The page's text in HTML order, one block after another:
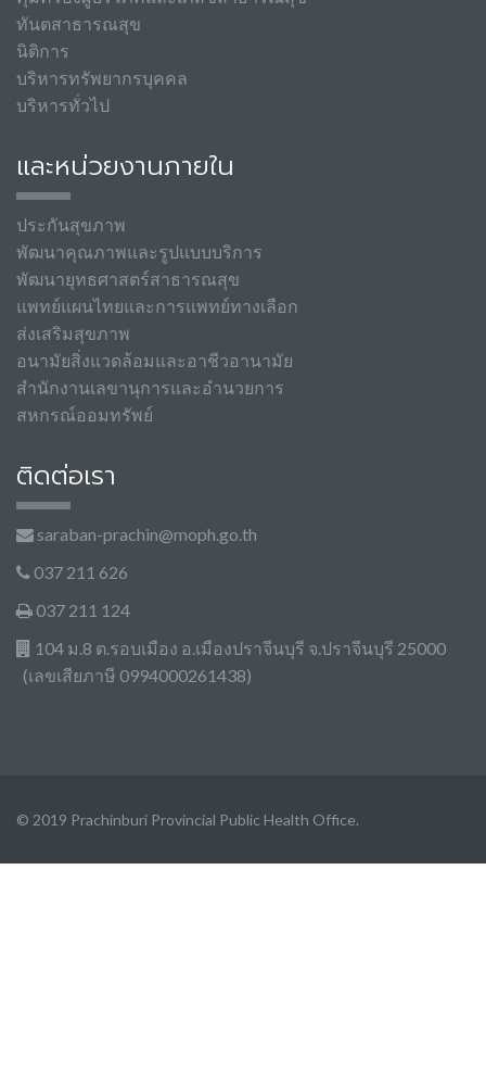
ทันตสาธารณสุข
นิติการ
บริหารทรัพยากรบุคคล
บริหารทั่วไป
และหน่วยงานภายใน
ประกันสุขภาพ
พัฒนาคุณภาพและรูปแบบบริการ
พัฒนายุทธศาสตร์สาธารณสุข
แพทย์แผนไทยและการแพทย์ทางเลือก
ส่งเสริมสุขภาพ
อนามัยสิ่งแวดล้อมและอาชีวอานามัย
สำนักงานเลขานุการและอำนวยการ
สหกรณ์ออมทรัพย์
ติดต่อเรา
saraban-prachin@moph.go.th
037 211 626
037 211 124
104 ม.8 ต.รอบเมือง อ.เมืองปราจีนบุรี จ.ปราจีนบุรี 25000
(เลขเสียภาษี 0994000261438)
© 2019 Prachinburi Provincial Public Health Office.